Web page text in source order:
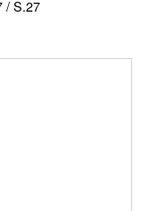
/ S.27